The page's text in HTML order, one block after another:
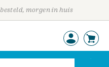
morgen in huis